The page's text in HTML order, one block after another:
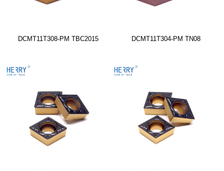
DCMT11T308-PM TBC2015 DCMT11T304-PM TN08